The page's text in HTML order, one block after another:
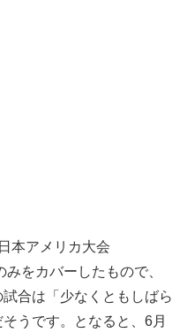
本アメリカ大会
をカバーしたもので、
合は「少なくともしばら
うです。となると、6月